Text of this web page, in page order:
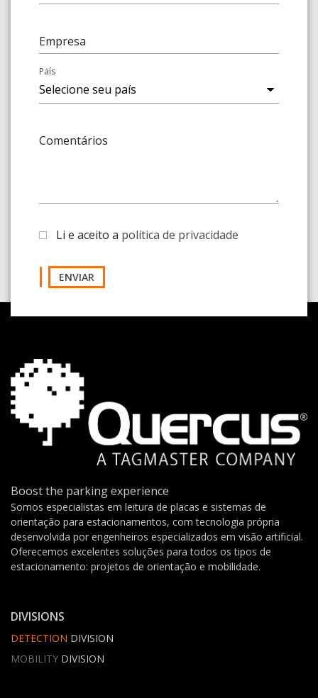
Empresa
País
Comentários
Li e aceito a política de privacidade
ENVIAR
Boost the parking experience
Somos especialistas em leitura de placas e sistemas de
orientação para estacionamentos, com tecnologia própria
desenvolvida por engenheiros especializados em visão artificial.
Oferecemos excelentes soluções para todos os tipos de
estacionamento: projetos de orientação e mobilidade.
DIVISIONS
DETECTION DIVISION
MOBILITY DIVISION